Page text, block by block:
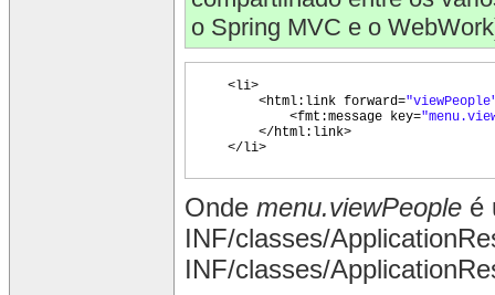
o Spring MVC e o
<li>
<html:link forward=
<fmt:message key=
</html:link>
</li>
Onde menu.viewPeople é
INF/classes/
INF/classes/